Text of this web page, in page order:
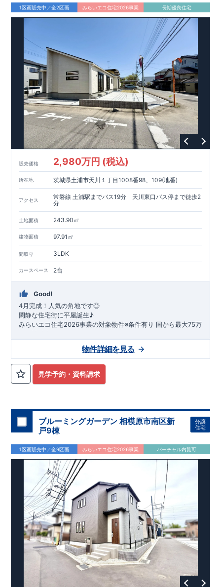
付き！​食洗機付きシステムキッチン！​平日、休日 時間帯
問わずご案内可能です！​お気軽にお問い合わせください！​
(営業時間 9:30～
1区画販売中／全2区画 みらいエコ住宅2026事業 長期優良住宅
販売価格 2,980万円 (税込)
所在地 茨城県土浦市天川１丁目1008番98、109(地番)
アクセス
常磐線 土浦駅までバス19分 天川東口バス停まで徒歩2
分
土地面積 243.90㎡
建物面積 97.91㎡
間取り 3LDK
カースペース 2台
Good!
4月完成！人気の角地です◎
閑静な住宅街に平屋誕生♪
​みらいエコ住宅2026事業の対象物件※条件有り 国から最大75万
円の補助金が得られます！
​※補助金額より事務手数料として99000 円（税込）及び振込手
数料が差し引かれます。
​・玄関から直接洗面所・浴室
きる動線の為、
外から帰ってきたお子様も
​・ キッチンには 食器洗い機完備
​段差のないシームアンダーボウル仕様でお手入れ簡単◎
​・主寝室にはアクセントクロス使用♪
​↓↓クリックで詳細ご紹介
◆充実のアフターサポート◆
​東栄住宅では、お引き渡し後最大4回の無料点検と、最長60年
間の品質保証を実施。
​お引き渡しからが本当のお付き合いだと考え、アフターサービ
スを外部の業者に委託せず、
​東栄住宅グループ「東栄ホームサービス株式会社」にて責任を
もって対応いたします。
​​↓↓クリックで詳細ご紹介
◆長期優良住宅【済】◆
​当物件は国から定められた7つの技術基準をクリアした認定住
宅！
​住宅ローンの金利優遇、税金面の優遇が得られるなどの、金銭
的メリットが大きいのも魅力です。
​東栄住宅はパワービルダーで所得数No.1です！
見学予約・資料請求
物件詳細を見る
ブルーミングガーデン 相模原市南区新
戸9棟
分譲
住宅
1区画販売中／全9区画 みらいエコ住宅2026事業 バーチャル内覧可